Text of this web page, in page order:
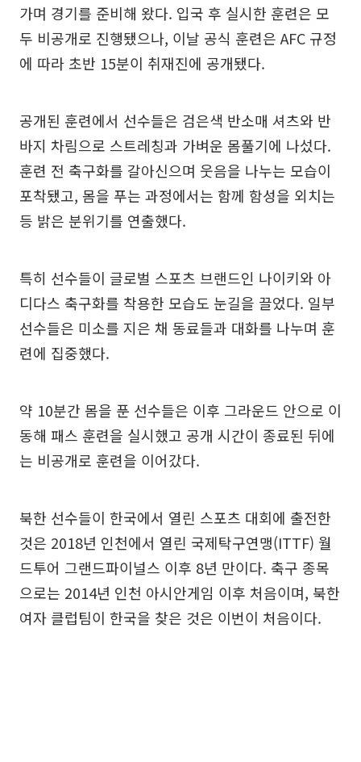
가며 경기를 준비해 왔다. 입국 후 실시한 훈련은 모
두 비공개로 진행됐으나, 이날 공식 훈련은 AFC 규정
에 따라 초반 15분이 취재진에 공개됐다.
공개된 훈련에서 선수들은 검은색 반소매 셔츠와 반
바지 차림으로 스트레칭과 가벼운 몸풀기에 나섰다.
훈련 전 축구화를 갈아신으며 웃음을 나누는 모습이
포착됐고, 몸을 푸는 과정에서는 함께 함성을 외치는
등 밝은 분위기를 연출했다.
특히 선수들이 글로벌 스포츠 브랜드인 나이키와 아
디다스 축구화를 착용한 모습도 눈길을 끌었다. 일부
선수들은 미소를 지은 채 동료들과 대화를 나누며 훈
련에 집중했다.
약 10분간 몸을 푼 선수들은 이후 그라운드 안으로 이
동해 패스 훈련을 실시했고 공개 시간이 종료된 뒤에
는 비공개로 훈련을 이어갔다.
북한 선수들이 한국에서 열린 스포츠 대회에 출전한
것은 2018년 인천에서 열린 국제탁구연맹(ITTF) 월
드투어 그랜드파이널스 이후 8년 만이다. 축구 종목
으로는 2014년 인천 아시안게임 이후 처음이며, 북한
여자 클럽팀이 한국을 찾은 것은 이번이 처음이다.